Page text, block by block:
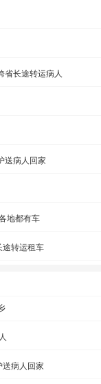
省长途转运病人
送病人回家
地都有车
途转运租车
病人回家